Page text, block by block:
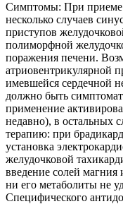
Симптомы: При приеме
несколько случаев
приступов
полиморфной
поражения печени.
атриовентрикулярной
имевшейся сердечной
должно быть
применение
недавно), в остальных
терапию: при
установка
желудочковой
введение солей
ни его метаболиты не
Специфического